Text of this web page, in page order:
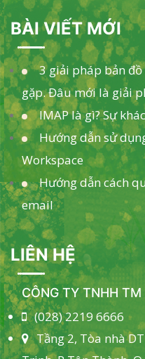
BÀI VIẾT MỚI
3 giải pháp bản
gặp. Đâu mới là giải
IMAP là gì? Sự
Hướng dẫn sử
Workspace
Hướng dẫn cách
email
LIÊN HỆ
CÔNG TY TNHH
(028) 2219 6666
Tầng 2, Tòa nhà